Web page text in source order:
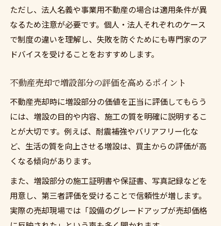
ただし、法人名義や事業用不動産の場合は適用条件が異
なるため注意が必要です。個人・法人それぞれのケース
で制度の違いを理解し、失敗を防ぐためにも専門家のア
ドバイスを受けることをおすすめします。
不動産売却で増設部分の評価を高めるポイント
不動産売却時に増設部分の価値を正当に評価してもらう
には、増設の目的や内容、施工の質を明確に説明するこ
とが大切です。例えば、耐震補強やバリアフリー化な
ど、生活の質を向上させる増設は、買主からの評価が高
くなる傾向があります。
また、増設部分の施工証明書や保証書、写真記録などを
用意し、第三者評価を受けることで信頼性が増します。
実際の売却現場では「設備のグレードアップが売却価格